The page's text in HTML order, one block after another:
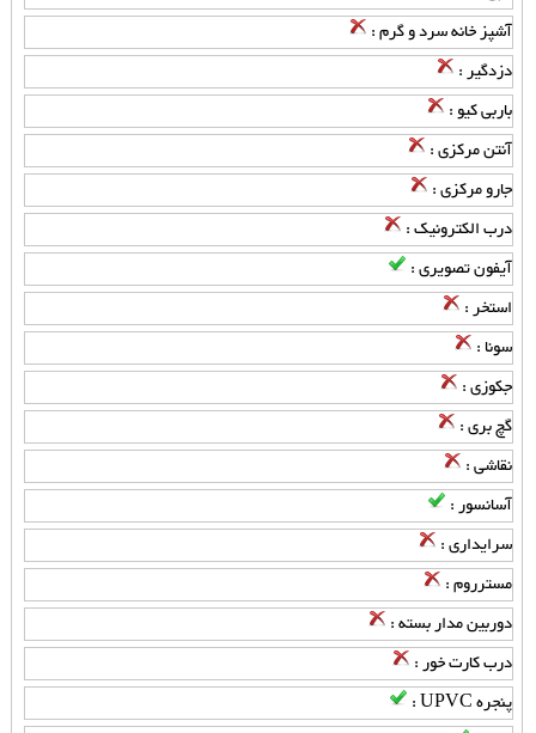
آشپز خانه سرد و گرم :
دزدگیر :
باربی کیو :
آنتن مرکزی :
جارو مرکزی :
درب الکترونیک :
آیفون تصویری :
استخر :
سونا :
جکوزی :
گچ بری :
نقاشی :
آسانسور :
سرایداری :
مسترروم :
دوربین مدار بسته :
درب کارت خور :
پنجره UPVC :